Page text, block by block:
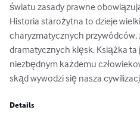
światu zasady prawne
Historia starożytna to dzieje
charyzmatycznych
dramatycznych klęsk. Książka
niezbędnym każdemu
skąd wywodzi się nasza
Details